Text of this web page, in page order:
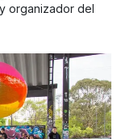
y organizador del